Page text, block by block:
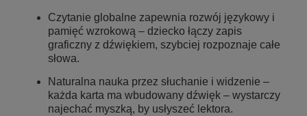
Czytanie globalne zapewnia rozwój językowy i
pamięć wzrokową – dziecko łączy zapis
graficzny z dźwiękiem, szybciej rozpoznaje całe
słowa.
Naturalna nauka przez słuchanie i widzenie –
każda karta ma wbudowany dźwięk – wystarczy
najechać myszką, by usłyszeć lektora.